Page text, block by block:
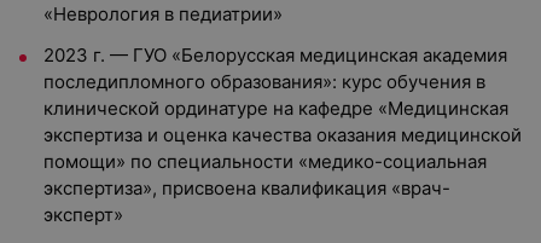
«Неврология в педиатрии»
2023 г. — ГУО «Белорусская медицинская академия
последипломного образования»: курс обучения в
клинической ординатуре на кафедре «Медицинская
экспертиза и оценка качества оказания медицинской
помощи» по специальности «медико-социальная
экспертиза», присвоена квалификация «врач-
эксперт»